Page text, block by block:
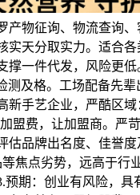
物征询、物流查询
实天分取实力。适合
一件代发，风险更
测及格。工场配备先
新手艺企业，严酷区
盟费，让加盟商。严
品牌出名度、佳誉
焦点劣势，远高于
期：创业有风险，